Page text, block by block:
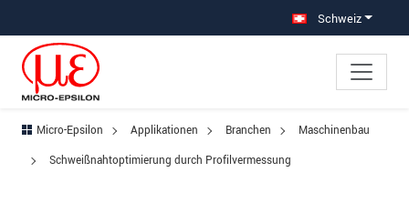
Schweiz
Micro-Epsilon Applikationen Branchen
Maschinenbau
Schweißnahtoptimierung durch Profilvermessung